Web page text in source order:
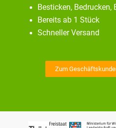
Besticken, Bedrucken,
Bereits ab 1 Stück
Schneller Versand
Zum